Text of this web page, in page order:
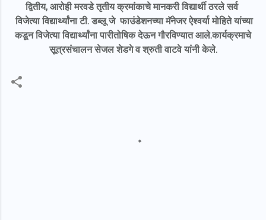
द्वितीय, आरोही मरवडे तृतीय क्रमांकाचे मानकरी विद्यार्थी ठरले सर्व
विजेत्या विद्यार्थ्यांना टी. डब्लू जे फाउंडेशनच्या मॅनेजर ऐश्वर्या मोहिते यांच्या
कडून विजेत्या विद्यार्थ्यांना पारीतोषिक देऊन गौरविण्यात आले.कार्यक्रमाचे
सूत्रसंचालन सेजल शेडगे व श्रुती वाटवे यांनी केले.